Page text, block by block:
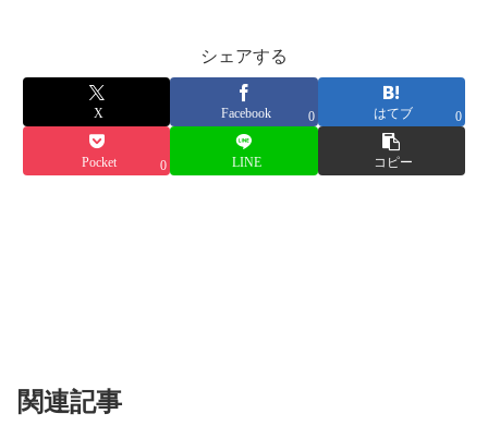
シェアする
X Facebook 0 はてブ 0
Pocket 0 LINE コピー
関連記事